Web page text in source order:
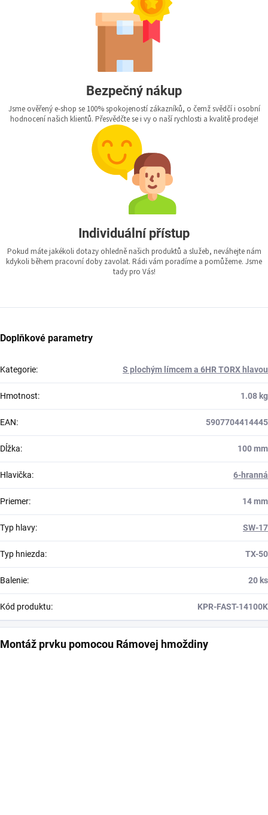
Bezpečný nákup
Jsme ověřený e-shop se 100% spokojeností zákazníků, o čemž svědčí i osobní
hodnocení našich klientů. Přesvědčte se i vy o naší rychlosti a kvalitě prodeje!
Individuální přístup
Pokud máte jakékoli dotazy ohledně našich produktů a služeb, neváhejte nám
kdykoli během pracovní doby zavolat. Rádi vám poradíme a pomůžeme. Jsme
tady pro Vás!
Doplňkové parametry
Kategorie: S plochým límcem a 6HR TORX hlavou
Hmotnost: 1.08 kg
EAN: 5907704414445
Dĺžka: 100 mm
Hlavička: 6-hranná
Priemer: 14 mm
Typ hlavy: SW-17
Typ hniezda: TX-50
Balenie: 20 ks
Kód produktu: KPR-FAST-14100K
Montáž prvku pomocou Rámovej hmoždiny